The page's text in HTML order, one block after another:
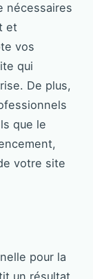
nécessaires
et
vos
qui
De plus,
que le
votre site
pour la
un résultat